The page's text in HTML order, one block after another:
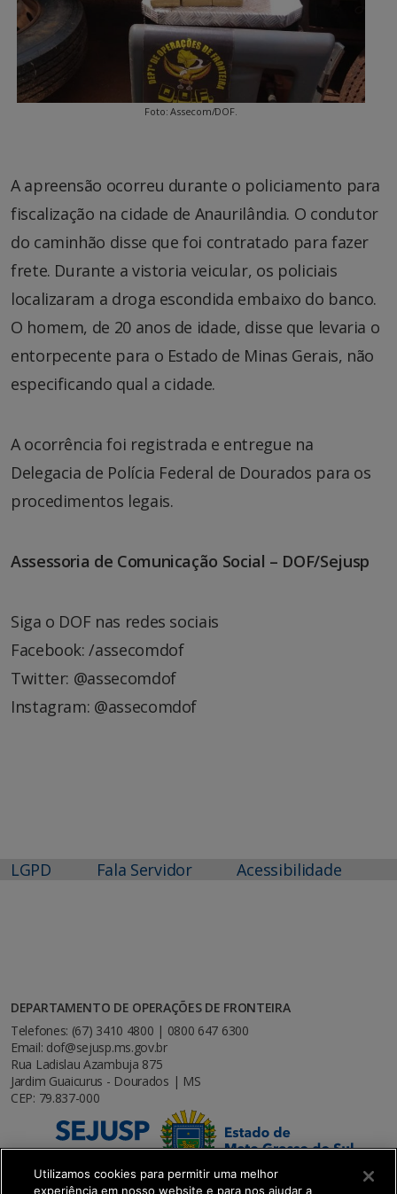
Foto: Assecom/DOF.
A apreensão ocorreu durante o policiamento para
fiscalização na cidade de Anaurilândia. O condutor
do caminhão disse que foi contratado para fazer
frete. Durante a vistoria veicular, os policiais
localizaram a droga escondida embaixo do banco.
O homem, de 20 anos de idade, disse que levaria o
entorpecente para o Estado de Minas Gerais, não
especificando qual a cidade.
A ocorrência foi registrada e entregue na
Delegacia de Polícia Federal de Dourados para os
procedimentos legais.
Assessoria de Comunicação Social – DOF/Sejusp
Siga o DOF nas redes sociais
Facebook: /assecomdof
Twitter: @assecomdof
Instagram: @assecomdof
LGPD Fala Servidor Acessibilidade
DEPARTAMENTO DE OPERAÇÕES DE FRONTEIRA
Telefones: (67) 3410 4800 | 0800 647 6300
Email: dof@sejusp.ms.gov.br
Rua Ladislau Azambuja 875
Jardim Guaicurus - Dourados | MS
CEP: 79.837-000
Utilizamos cookies para permitir uma melhor
experiência em nosso website e para nos ajudar a